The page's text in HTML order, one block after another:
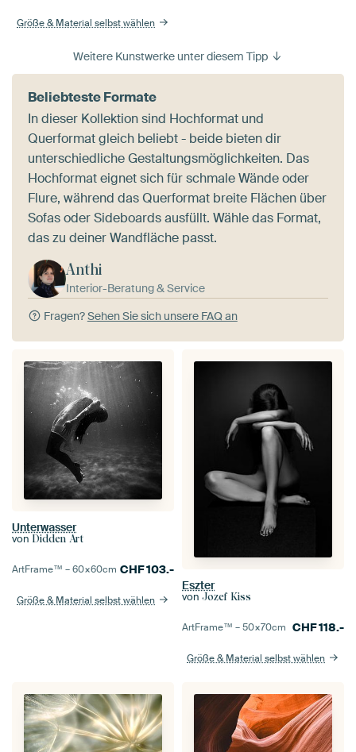
Größe & Material selbst wählen
Weitere Kunstwerke unter diesem Tipp
Beliebteste Formate
In dieser Kollektion sind Hochformat und
Querformat gleich beliebt - beide bieten dir
unterschiedliche Gestaltungsmöglichkeiten. Das
Hochformat eignet sich für schmale Wände oder
Flure, während das Querformat breite Flächen über
Sofas oder Sideboards ausfüllt. Wähle das Format,
das zu deiner Wandfläche passt.
Anthi
Interior-Beratung & Service
Fragen?Sehen Sie sich unsere FAQ an
Unterwasser
von Didden Art
ArtFrame™ –60×60cm CHF103.-
Größe & Material selbst wählen
Eszter
von Jozef Kiss
ArtFrame™ –50×70cm CHF118.-
Größe & Material selbst wählen